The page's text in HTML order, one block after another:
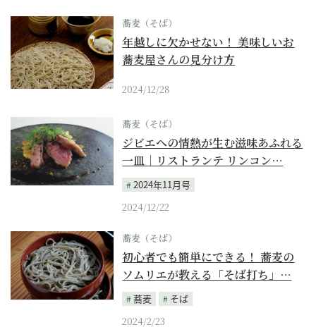
蕎麦（そば）
年越しに欠かせない！ 美味しいお
蕎麦屋さんの見分け方
2024/12/28
蕎麦（そば）
ジビエへの情熱が生む滋味あふれる
一皿｜リストランテ リンコン…
2024年11月号
2024/12/22
蕎麦（そば）
初心者でも簡単にできる！ 蕎麦の
ソムリエが教える「そば打ち」…
蕎麦
そば
2024/2/23